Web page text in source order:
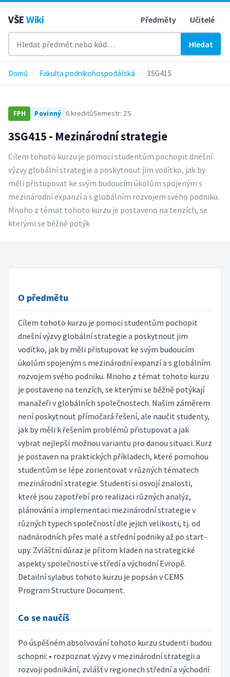
VŠE Wiki Předměty Učitelé
Hledat
Domů › Fakulta podnikohospodářská › 3SG415
FPH Povinný 6 kreditůSemestr: ZS
3SG415 - Mezinárodní strategie
Cílem tohoto kurzu je pomoci studentům pochopit dnešní
výzvy globální strategie a poskytnout jim vodítko, jak by
měli přistupovat ke svým budoucím úkolům spojeným s
mezinárodní expanzí a s globálním rozvojem svého podniku.
Mnoho z témat tohoto kurzu je postaveno na tenzích, se
kterými se běžně potýk
O předmětu
Cílem tohoto kurzu je pomoci studentům pochopit
dnešní výzvy globální strategie a poskytnout jim
vodítko, jak by měli přistupovat ke svým budoucím
úkolům spojeným s mezinárodní expanzí a s globálním
rozvojem svého podniku. Mnoho z témat tohoto kurzu
je postaveno na tenzích, se kterými se běžně potýkají
manažeři v globálních společnostech. Našim záměrem
není poskytnout přímočará řešení, ale naučit studenty,
jak by měli k řešením problémů přistupovat a jak
vybrat nejlepší možnou variantu pro danou situaci. Kurz
je postaven na praktických příkladech, které pomohou
studentům se lépe zorientovat v různých tématech
mezinárodní strategie. Studenti si osvojí znalosti,
které jsou zapotřebí pro realizaci různých analýz,
plánování a implementaci mezinárodní strategie v
různých typech společností dle jejich velikosti, tj. od
nadnárodních přes malé a střední podniky až po start-
upy. Zvláštní důraz je přitom kladen na strategické
aspekty společností ve středí a východní Evropě.
Detailní sylabus tohoto kurzu je popsán v CEMS
Program Structure Document.
Co se naučíš
Po úspěšném absolvování tohoto kurzu studenti budou
schopni: • rozpoznat výzvy v mezinárodní strategii a
rozvoji podnikání, zvlášť v regionech střední a východní